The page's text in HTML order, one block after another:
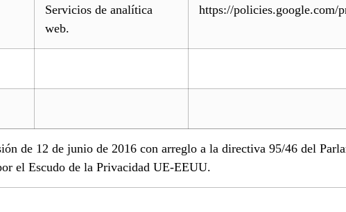
Servicios de analítica
web.
https://policies.google.com/
de 12 de junio de 2016 con arreglo a la directiva 95/46 del
el Escudo de la Privacidad UE-EEUU.